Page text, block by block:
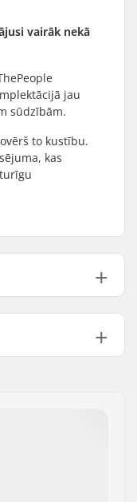
vairāk nekā
jau
sūdzībām.
to kustību.
kas